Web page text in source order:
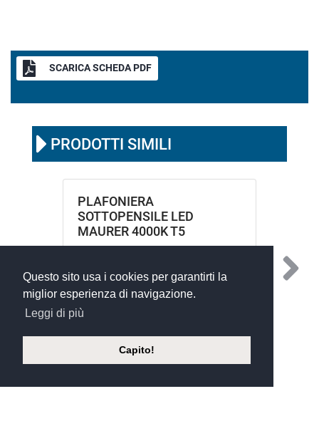
Questo sito usa i cookies per garantirti la
miglior esperienza di navigazione.
Leggi di più
Capito!
SCARICA SCHEDA PDF
PRODOTTI SIMILI
PLAFONIERA
SOTTOPENSILE LED
MAURER 4000K T5